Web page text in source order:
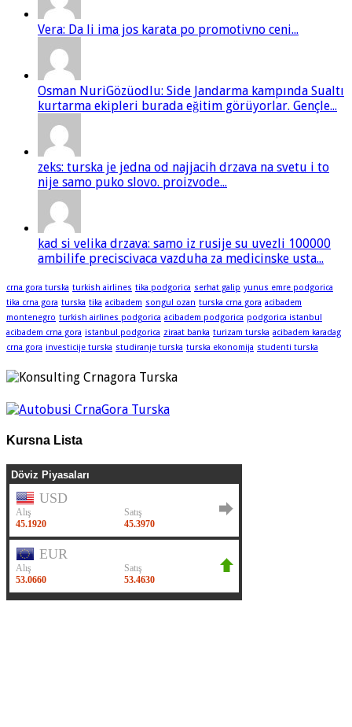
Vera: Da li ima jos karata po promotivno ceni...
Osman NuriGözüodlu: Side Jandarma kampında Sualtı
kurtarma ekipleri burada eğitim görüyorlar. Gençle...
zeks: turska je jedna od najjacih drzava na svetu i to
nije samo puko slovo. proizvode...
kad si velika drzava: samo iz rusije su uvezli 100000
ambilife preciscivaca vazduha za medicinske usta...
crna gora turska turkish airlines tika podgorica serhat galip yunus emre podgorica
tika crna gora turska tika acibadem songul ozan turska crna gora acibadem
montenegro turkish airlines podgorica acibadem podgorica podgorica istanbul
acibadem crna gora istanbul podgorica ziraat banka turizam turska acibadem karadag
crna gora investicije turska studiranje turska turska ekonomija studenti turska
Kursna Lista